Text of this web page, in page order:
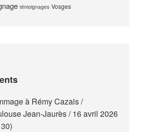
témoignages Vosges
à Rémy Cazals /
Jean-Jaurès / 16 avril 2026